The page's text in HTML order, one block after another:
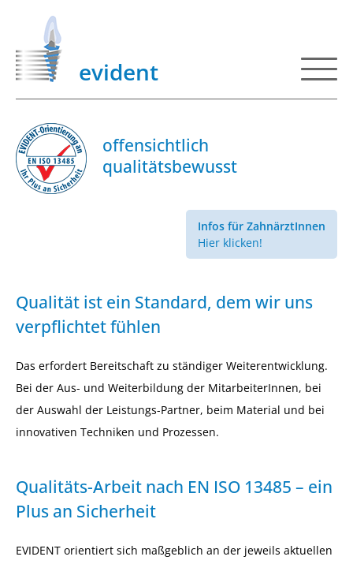
evident
offensichtlich
qualitätsbewusst
Infos für ZahnärztInnen
Hier klicken!
Qualität ist ein Standard, dem wir uns
verpflichtet fühlen
Das erfordert Bereitschaft zu ständiger Weiterentwicklung.
Bei der Aus- und Weiterbildung der MitarbeiterInnen, bei
der Auswahl der Leistungs-Partner, beim Material und bei
innovativen Techniken und Prozessen.
Qualitäts-Arbeit nach EN ISO 13485 – ein
Plus an Sicherheit
EVIDENT orientiert sich maßgeblich an der jeweils aktuellen